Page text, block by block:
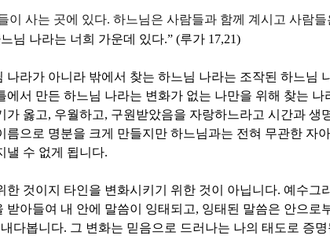
이 사는 곳에 있다. 하느님은 사람들과 함께 계시고 사람들
님 나라는 너희 가운데 있다.” (루가 17,21)
나라가 아니라 밖에서 찾는 하느님 나라는 조작된 하느님
에서 만든 하느님 나라는 변화가 없는 나만을 위해 찾는 나
가 옳고, 우월하고, 구원받았음을 자랑하느라고 시간과 생
름으로 명분을 크게 만들지만 하느님과는 전혀 무관한 자
낼 수 없게 됩니다.
한 것이지 타인을 변화시키기 위한 것이 아닙니다. 예수그
받아들여 내 안에 말씀이 잉태되고, 잉태된 말씀은 안으로
다봅니다. 그 변화는 믿음으로 드러나는 나의 태도로 증